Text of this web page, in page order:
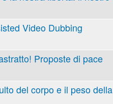
Video Dubbing
Proposte di pace
del corpo e il peso